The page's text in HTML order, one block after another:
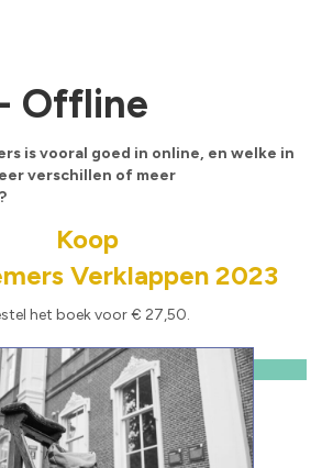
Offline
is vooral goed in online, en welke in
verschillen of meer
Koop
Verklappen 2023
het boek voor € 27,50.
Klik Hier